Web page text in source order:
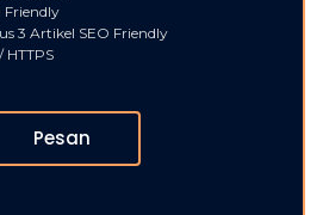
Friendly
3 Artikel SEO Friendly
HTTPS
Pesan